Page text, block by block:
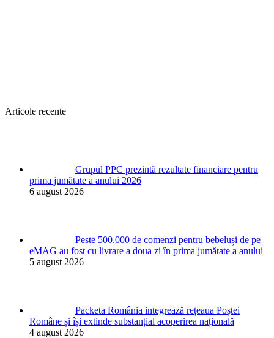
Articole recente
Grupul PPC prezintă rezultate financiare pentru
prima jumătate a anului 2026
6 august 2026
Peste 500.000 de comenzi pentru bebeluși de pe
eMAG au fost cu livrare a doua zi în prima jumătate a anului
5 august 2026
Packeta România integrează rețeaua Poștei
Române și își extinde substanțial acoperirea națională
4 august 2026